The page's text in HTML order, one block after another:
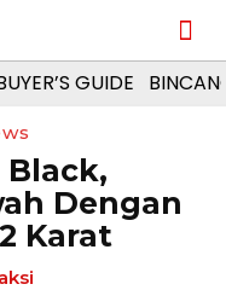
GUIDE
Black,
Dengan
Karat